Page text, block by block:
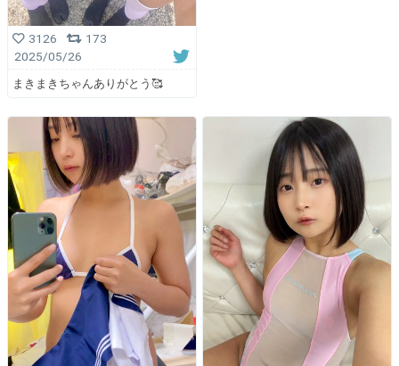
3126
173
2025/05/26
まきまきちゃんありがとう🥰